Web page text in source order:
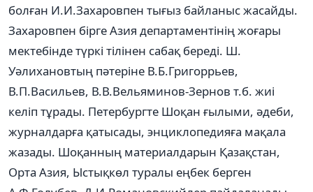
болған И.И.Захаровпен тығыз байланыс жасайды.
Захаровпен бірге Азия департаментінің жоғары
мектебінде түркі тілінен сабақ береді. Ш.
Уәлихановтың пәтеріне В.Б.Григоррьев,
В.П.Васильев, В.В.Вельяминов-Зернов т.б. жиі
келіп тұрады. Петербургте Шоқан ғылыми, әдеби,
журналдарға қатысады, энциклопедияға мақала
жазады. Шоқанның материалдарын Қазақстан,
Орта Азия, Ыстықкөл туралы еңбек берген